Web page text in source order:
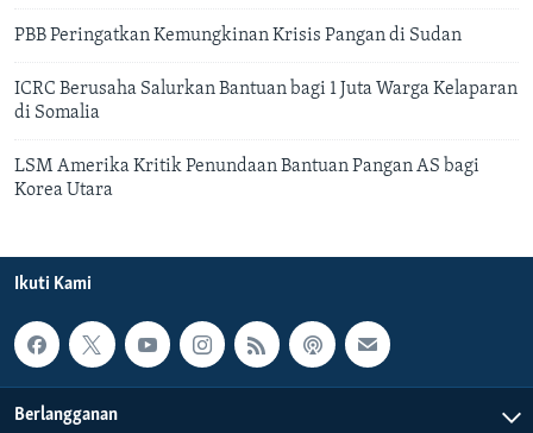
PBB Peringatkan Kemungkinan Krisis Pangan di Sudan
ICRC Berusaha Salurkan Bantuan bagi 1 Juta Warga Kelaparan
di Somalia
LSM Amerika Kritik Penundaan Bantuan Pangan AS bagi
Korea Utara
Ikuti Kami
Berlangganan